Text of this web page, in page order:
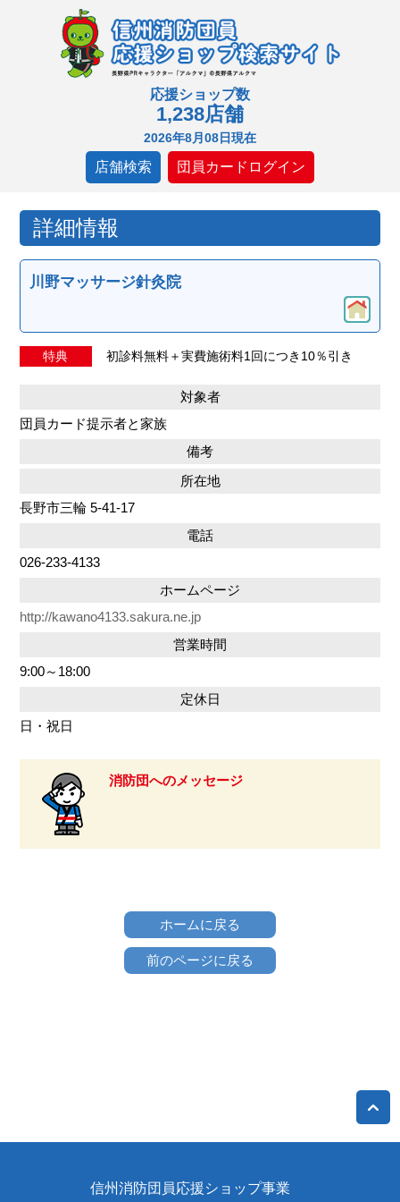
応援ショップ数
1,238店舗
2026年8月08日現在
店舗検索 団員カードログイン
詳細情報
川野マッサージ針灸院
特典 初診料無料＋実費施術料1回につき10％引き
対象者
団員カード提示者と家族
備考
所在地
長野市三輪 5-41-17
電話
026-233-4133
ホームページ
http://kawano4133.sakura.ne.jp
営業時間
9:00～18:00
定休日
日・祝日
消防団へのメッセージ
ホームに戻る
前のページに戻る
信州消防団員応援ショップ事業